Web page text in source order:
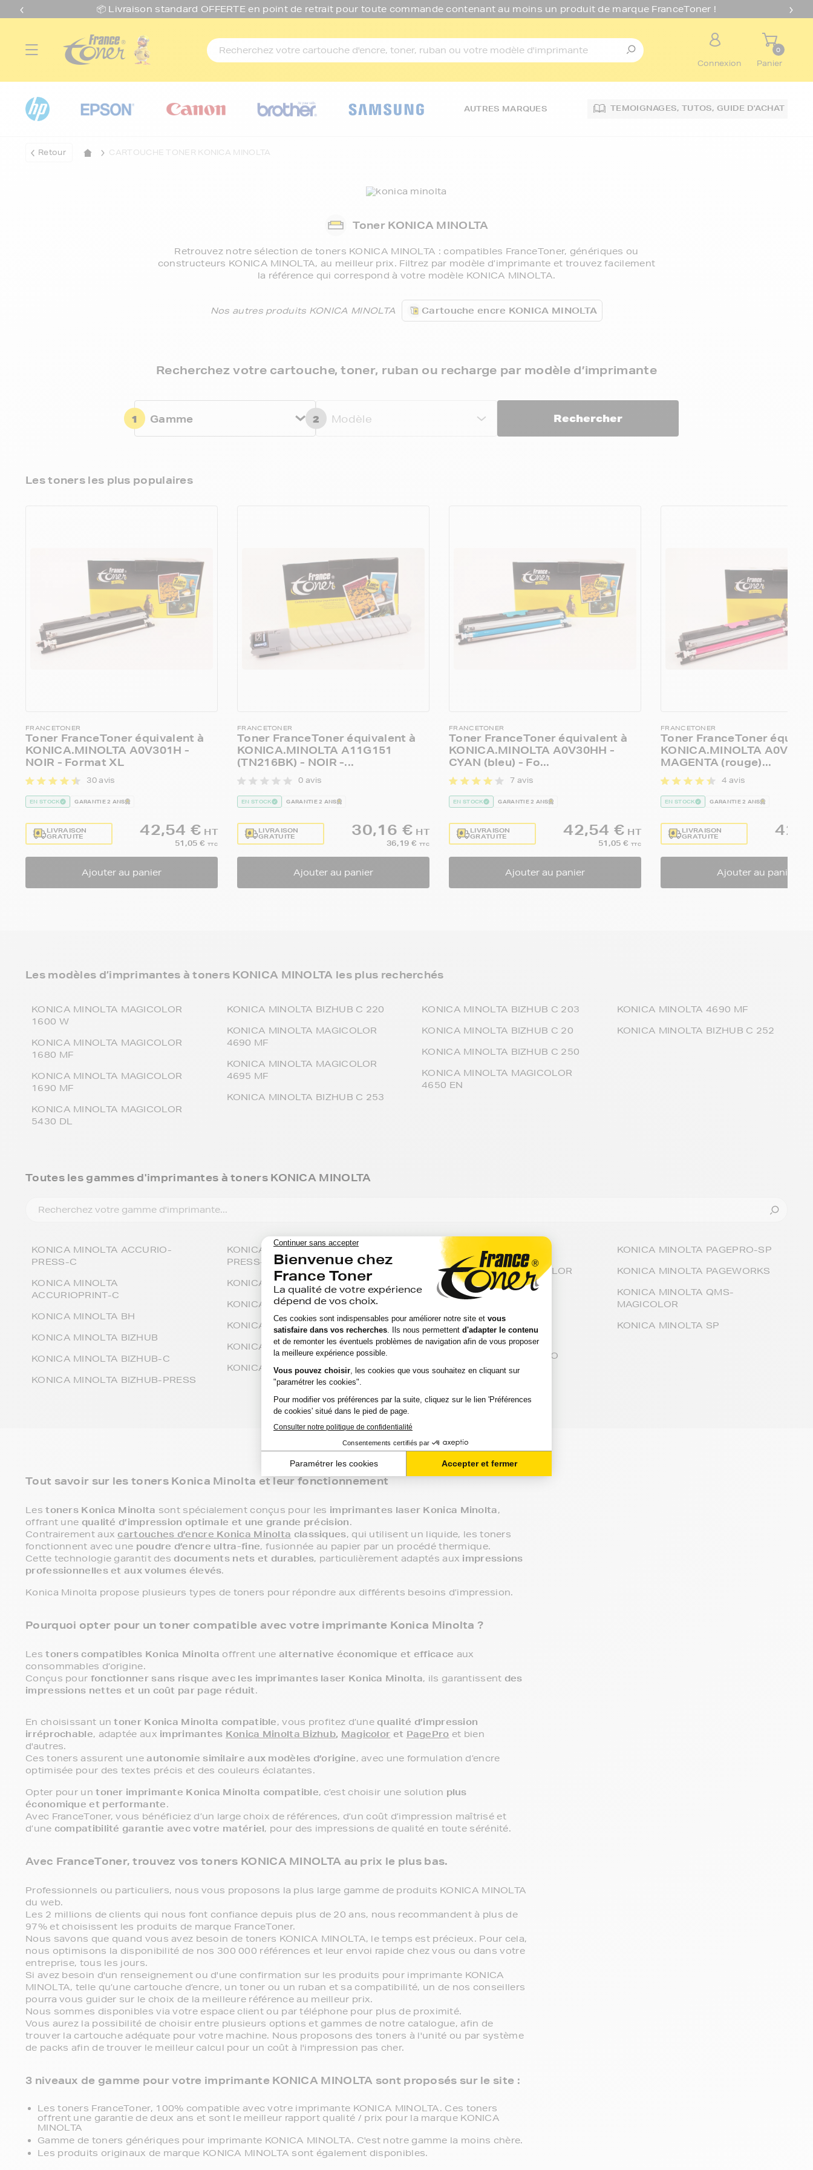
📦 Livraison standard OFFERTE en point de retrait pour toute commande contenant au moins un produit de marque FranceToner !
Connexion
0
Panier
AUTRES MARQUES TEMOIGNAGES, TUTOS,GUIDE D'ACHAT
Retour CARTOUCHE TONER KONICA MINOLTA
Toner KONICA MINOLTA
Retrouvez notre sélection detoners KONICA MINOLTA : compatibles FranceToner, génériques ou
constructeurs KONICA MINOLTA, au meilleur prix. Filtrez par modèle d’imprimante et trouvez facilement
la référence qui correspond à votre modèle KONICA MINOLTA.
Nos autres produits KONICA MINOLTA Cartouche encre KONICA MINOLTA
Recherchez votre cartouche, toner, ruban ou recharge par modèle d’imprimante
1 Gamme 2 Modèle Rechercher
Les toners les plus populaires
FRANCETONER
Toner FranceToner équivalent à
KONICA.MINOLTA A0V301H -
NOIR - Format XL
30 avis
EN STOCK GARANTIE 2 ANS
LIVRAISON
GRATUITE 42,54 € HT
51,05 € TTC
Ajouter au panier
FRANCETONER
Toner FranceToner équivalent à
KONICA.MINOLTA A11G151
(TN216BK) - NOIR -...
0 avis
EN STOCK GARANTIE 2 ANS
LIVRAISON
GRATUITE 30,16 € HT
36,19 € TTC
Ajouter au panier
FRANCETONER
Toner FranceToner équivalent à
KONICA.MINOLTA A0V30HH -
CYAN (bleu) - Fo...
7 avis
EN STOCK GARANTIE 2 ANS
LIVRAISON
GRATUITE 42,54 € HT
51,05 € TTC
Ajouter au panier
FRANCETONER
Toner FranceToner
KONICA.MINOLTA
MAGENTA (rouge)...
4 avis
EN STOCK GARANTIE 2 ANS
LIVRAISON
GRATUITE
Ajouter au panier
Les modèles d’imprimantes à toners KONICA MINOLTA les plus recherchés
KONICA MINOLTA MAGICOLOR
1600 W
KONICA MINOLTA MAGICOLOR
1680 MF
KONICA MINOLTA MAGICOLOR
1690 MF
KONICA MINOLTA MAGICOLOR
5430 DL
KONICA MINOLTA BIZHUB C 220
KONICA MINOLTA MAGICOLOR
4690 MF
KONICA MINOLTA MAGICOLOR
4695 MF
KONICA MINOLTA BIZHUB C 253
KONICA MINOLTA BIZHUB C 203
KONICA MINOLTA BIZHUB C 20
KONICA MINOLTA BIZHUB C 250
KONICA MINOLTA MAGICOLOR
4650 EN
KONICA MINOLTA 4690 MF
KONICA MINOLTA BIZHUB C 252
Toutes les gammes d'imprimantes à toners KONICA MINOLTA
KONICA MINOLTA ACCURIO-
PRESS-C
KONICA MINOLTA
ACCURIOPRINT-C
KONICA MINOLTA BH
KONICA MINOLTA BIZHUB
KONICA MINOLTA BIZHUB-C
KONICA MINOLTA BIZHUB-PRESS
KONICA MINOLTA BIZHUB-
PRESS-C
KONICA MINOLTA BIZHUB-PRO-C
KONICA MINOLTA C
KONICA MINOLTA CF
KONICA MINOLTA DI
KONICA MINOLTA EP
KONICA MINOLTA FAX
KONICA MINOLTA MAGICOLOR
KONICA MINOLTA MC
KONICA MINOLTA MF
KONICA MINOLTA MT
KONICA MINOLTA PAGEPRO
KONICA MINOLTA PAGEPRO-SP
KONICA MINOLTA PAGEWORKS
KONICA MINOLTA QMS-
MAGICOLOR
KONICA MINOLTA SP
Tout savoir sur les toners Konica Minolta et leur fonctionnement
Lestoners Konica Minolta sont spécialement conçus pour les imprimantes laser Konica Minolta,
offrant une qualité d’impression optimale et une grande précision.
Contrairement aux cartouches d’encre Konica Minolta classiques, qui utilisent un liquide, les toners
fonctionnent avec une poudre d’encre ultra-fine, fusionnée au papier par un procédé thermique.
Cette technologie garantit des documents nets et durables, particulièrement adaptés aux impressions
professionnelles et aux volumes élevés.
Konica Minolta propose plusieurs types de toners pour répondre aux différents besoins d’impression.
Pourquoi opter pour un toner compatible avec votre imprimante Konica Minolta ?
Lestoners compatibles Konica Minolta offrent unealternative économique et efficace aux
consommables d’origine.
Conçus pour fonctionner sans risque avec les imprimantes laser Konica Minolta, ils garantissent des
impressions nettes et un coût par page réduit.
En choisissant untoner Konica Minolta compatible, vous profitez d’une qualité d’impression
irréprochable, adaptée aux imprimantes Konica Minolta Bizhub, Magicolor et PagePro et bien
d'autres.
Ces toners assurent uneautonomie similaire aux modèles d’origine, avec une formulation d’encre
optimisée pour des textes précis et des couleurs éclatantes.
Opter pour untoner imprimante Konica Minolta compatible, c’est choisir une solution plus
économique et performante.
Avec FranceToner, vous bénéficiez d’un large choix de références, d’un coût d’impression maîtrisé et
d’une compatibilité garantie avec votre matériel, pour des impressions de qualité en toute sérénité.
Avec FranceToner, trouvez vos toners KONICA MINOLTA au prix le plus bas.
Professionnels ou particuliers, nous vous proposons la plus large gamme de produits KONICA MINOLTA
du web.
Les 2 millions de clients qui nous font confiance depuis plus de 20 ans, nous recommandent à plus de
97% et choisissent les produits de marque FranceToner.
Nous savons que quand vous avez besoin de toners KONICA MINOLTA, le temps est précieux. Pour cela,
nous optimisons la disponibilité de nos 300 000 références et leur envoi rapide chez vous ou dans votre
entreprise, tous les jours.
Si avez besoin d'un renseignement ou d'une confirmation sur les produits pour imprimante KONICA
MINOLTA, telle qu’une cartouche d’encre, un toner ou un ruban et sa compatibilité, un de nos conseillers
pourra vous guider sur le choix de la meilleure référence au meilleur prix.
Nous sommes disponibles via votre espace client ou par téléphone pour plus de proximité.
Vous aurez la possibilité de choisir entre plusieurs options et gammes de notre catalogue, afin de
trouver la cartouche adéquate pour votre machine. Nous proposons des toners à l'unité ou par système
de packs afin de trouver le meilleur calcul pour un coût à l'impression pas cher.
3 niveaux de gamme pour votre imprimante KONICA MINOLTA sont proposés sur le site :
Les toners FranceToner, 100% compatible avec votre imprimante KONICA MINOLTA. Ces toners
offrent une garantie de deux ans et sont le meilleur rapport qualité / prix pour la marque KONICA
MINOLTA
Gamme de toners génériques pour imprimante KONICA MINOLTA. C'est notre gamme la moins chère.
Les produits originaux de marque KONICA MINOLTA sont également disponibles.